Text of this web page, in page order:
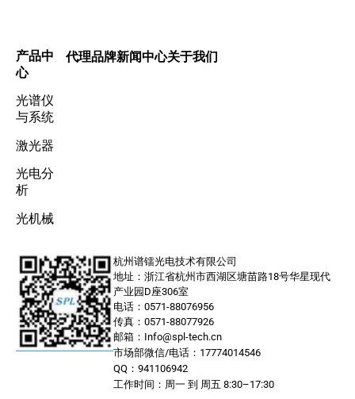
产品中
心
光谱仪
与系统
激光器
光电分
析
光机械
代理品牌新闻中心关于我们
杭州谱镭光电技术有限公司
地址：浙江省杭州市西湖区塘苗路18号华星现代
产业园D座306室
电话：0571-88076956
传真：0571-88077926
邮箱：Info@spl-tech.cn
市场部微信/电话：17774014546
QQ：941106942
工作时间：周一 到 周五 8:30–17:30